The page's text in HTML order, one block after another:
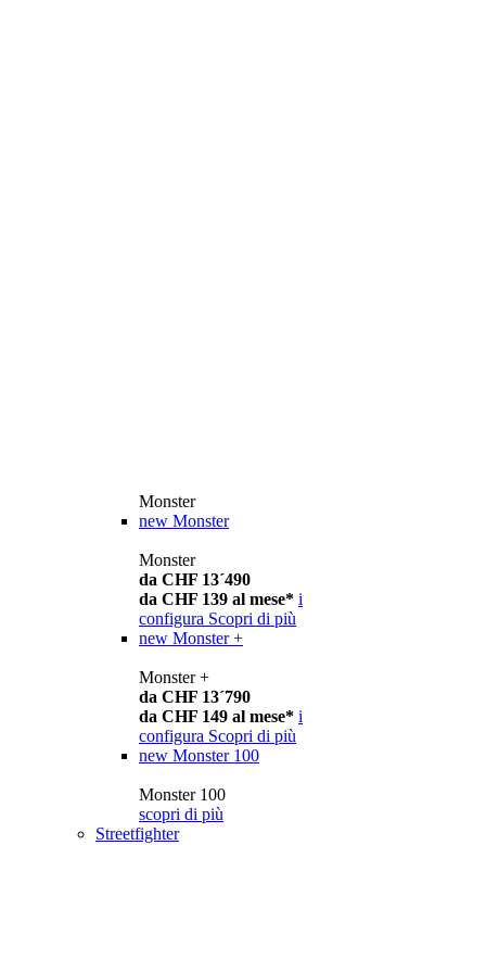
Monster
new Monster
Monster
da CHF 13´490
da CHF 139 al mese* i
configura Scopri di più
new Monster +
Monster +
da CHF 13´790
da CHF 149 al mese* i
configura Scopri di più
new Monster 100
Monster 100
scopri di più
Streetfighter